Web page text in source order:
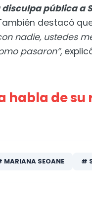
pública a
destacó
nadie, ustedes
pasaron”,
habla de
MARIANA SEOANE #